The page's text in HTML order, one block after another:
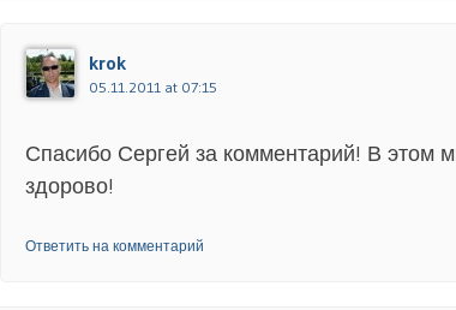
krok
05.11.2011 at 07:15
Спасибо Сергей за комментарий! В этом
здорово!
Ответить на комментарий